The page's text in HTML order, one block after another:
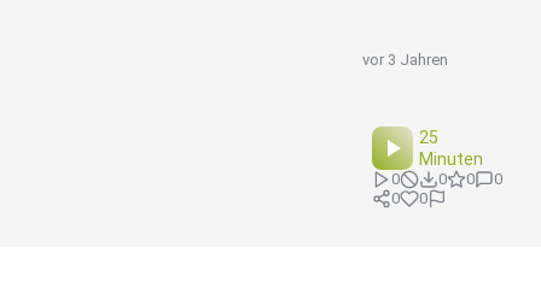
vor 3 Jahren
25
Minuten
0 0 0
0
0
0